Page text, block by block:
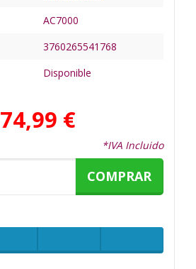
AC7000
3760265541768
Disponible
74,99 €
*IVA Incluido
COMPRAR